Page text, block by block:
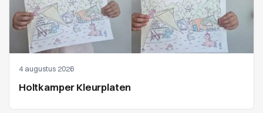
4 augustus 2026
Holtkamper Kleurplaten